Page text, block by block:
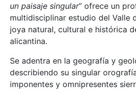
un paisaje singular” ofrece un
multidisciplinar estudio del Valle
joya natural, cultural e histórica
alicantina.
Se adentra en la geografía y
describiendo su singular
imponentes y omnipresentes